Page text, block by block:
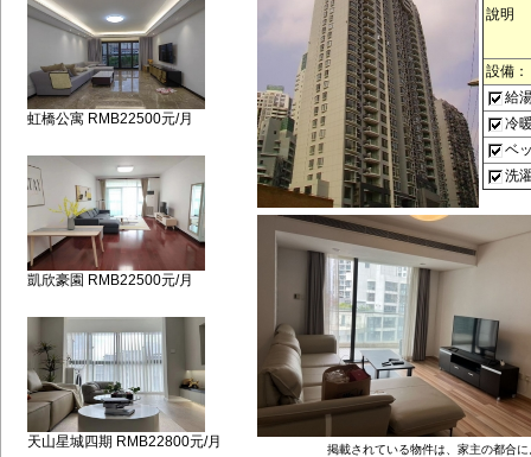
虹橋公寓 RMB22500元/月
凱欣豪園 RMB22500元/月
天山星城四期 RMB22800元/月
說明
設備：
給
冷
ベ
洗
掲載されている物件は、家主の都合